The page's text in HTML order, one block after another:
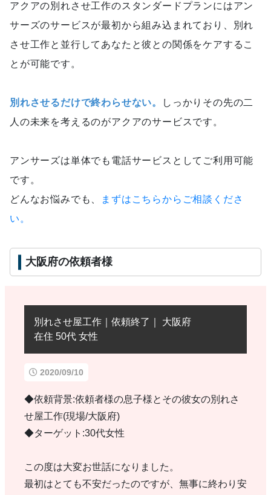
アクアの別れさせ工作のスタンダードプランにはアン
サーズのサービスが最初から組み込まれており、別れ
させ工作と並行してあなたと彼との関係をケアするこ
とが可能です。
別れさせるだけで終わらせない。
しっかりその先の二
人の未来を考えるのがアクアのサービスです。
アンサーズは単体でも電話サービスとしてご利用可能
です。
どんなお悩みでも、
まずはこちらからご相談くださ
い。
大阪府の依頼者様
別れさせ屋工作｜依頼終了｜ 大阪府
在住 50代 女性
2020/09/10
◆依頼背景:依頼者様の息子様とその彼女の別れさ
せ屋工作(現場/大阪府)
◆ターゲット:30代女性
この度は大変お世話になりました。
最初はとても不安だったのですが、無事に終わり安